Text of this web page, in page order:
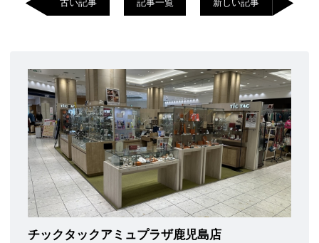
古い記事 記事一覧 新しい記事
チックタックアミュプラザ鹿児島店